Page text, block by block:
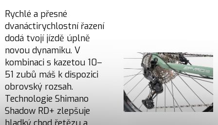
Rychlé a přesné
dvanáctirychlostní řazení
dodá tvojí jízdě úplně
novou dynamiku. V
kombinaci s kazetou 10–
51 zubů máš k dispozici
obrovský rozsah.
Technologie Shimano
Shadow RD+ zlepšuje